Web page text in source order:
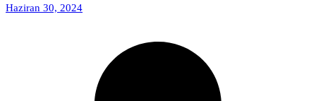
Haziran 30, 2024